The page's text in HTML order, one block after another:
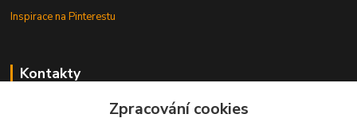
Inspirace na Pinterestu
Kontakty
Zpracování cookies